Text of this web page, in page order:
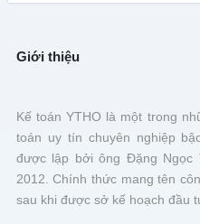
Giới thiệu
Kế toán YTHO là một trong
toán uy tín chuyên nghiệp
được lập bởi ông Đặng Ngọc
2012. Chính thức mang tên
sau khi được sở kế hoạch đầu